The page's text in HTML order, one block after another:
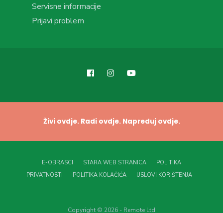
Servisne informacije
Prijavi problem
Živi ovdje. Radi ovdje. Napreduj ovdje.
E-OBRASCI STARA WEB STRANICA
POLITIKA
PRIVATNOSTI
POLITIKA KOLAČIĆA USLOVI KORIŠTENJA
Copyright © 2026 - Remote Ltd